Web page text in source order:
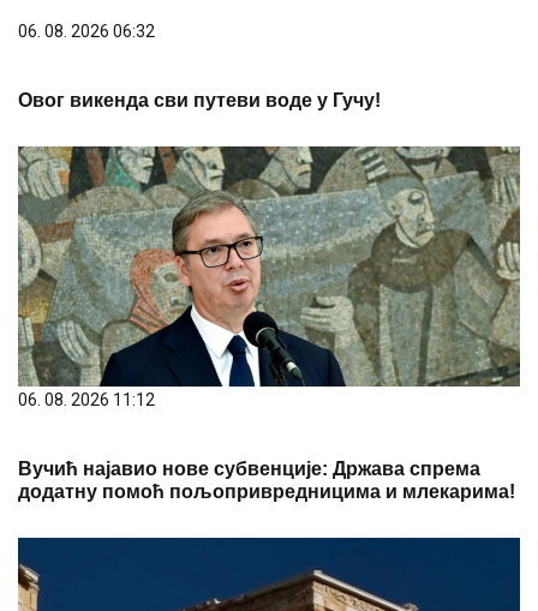
Овог викенда сви путеви воде у Гучу!
06. 08. 2026 11:12
Вучић најавио нове субвенције: Држава спрема